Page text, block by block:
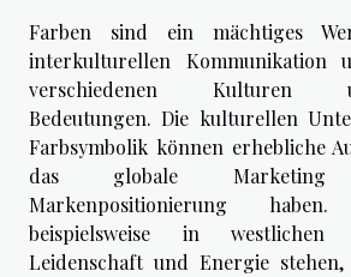
Farben sind ein mächtiges
interkulturellen Kommunikation
verschiedenen Kulturen
Bedeutungen. Die kulturellen
Farbsymbolik können erhebliche
das globale
Markenpositionierung
beispielsweise in
Leidenschaft und Energie